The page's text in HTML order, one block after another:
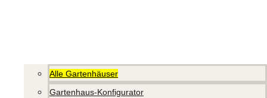
Alle Gartenhäuser
Gartenhaus-Konfigurator